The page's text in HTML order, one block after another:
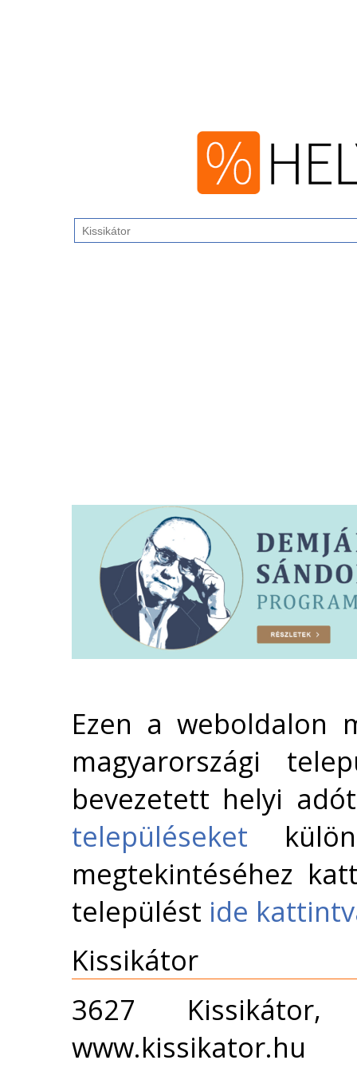
Ezen a weboldalon
magyarországi
bevezetett helyi
településeket
megtekintéséhez
települést ide
Kissikátor
3627
www.kissikator.hu